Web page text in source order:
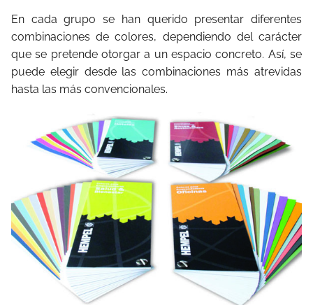
En cada grupo se han querido presentar diferentes
combinaciones de colores, dependiendo del carácter
que se pretende otorgar a un espacio concreto. Así, se
puede elegir desde las combinaciones más atrevidas
hasta las más convencionales.